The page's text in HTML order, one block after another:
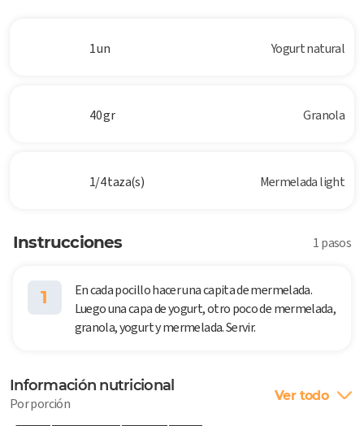
1 un Yogurt natural
40 gr Granola
1/4 taza(s) Mermelada light
Instrucciones 1 pasos
1
En cada pocillo hacer una capita de mermelada.
Luego una capa de yogurt, otro poco de mermelada,
granola, yogurt y mermelada. Servir.
Información nutricional
Por porción Ver todo